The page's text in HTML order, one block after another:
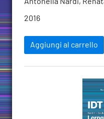
2016
Aggiungi al carrello